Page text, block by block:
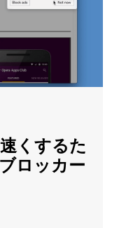
くするた
ロッカー